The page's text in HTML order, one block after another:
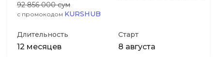
92 856 000 сум
с промокодом KURSHUB
Длительность
12 месяцев
Старт
8 августа